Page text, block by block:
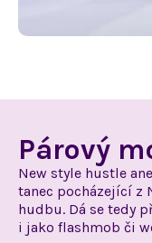
Párový
New style hustle
tanec pocházející z
hudbu. Dá se tedy
i jako flashmob či